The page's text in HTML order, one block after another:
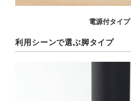
電源付タイプ
利用シーンで選ぶ脚タイプ